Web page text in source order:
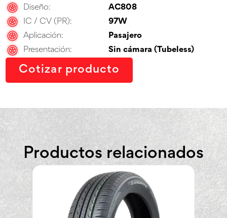
Diseño:
AC808
IC / CV (PR):
97W
Aplicación:
Pasajero
Presentación:
Sin cámara (Tubeless)
Cotizar producto
Productos relacionados